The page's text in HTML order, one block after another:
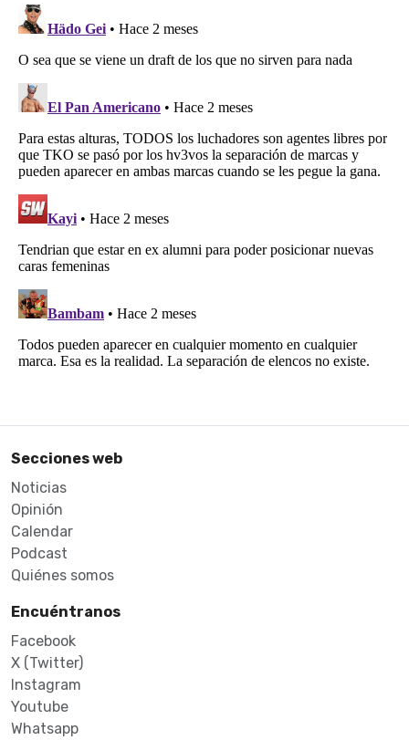
Secciones web
Noticias
Opinión
Calendar
Podcast
Quiénes somos
Encuéntranos
Facebook
X (Twitter)
Instagram
Youtube
Whatsapp